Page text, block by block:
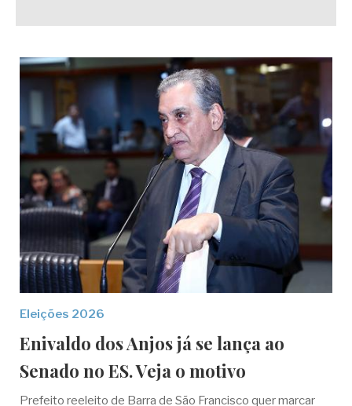
Eleições 2026
Enivaldo dos Anjos já se lança ao
Senado no ES. Veja o motivo
Prefeito reeleito de Barra de São Francisco quer marcar